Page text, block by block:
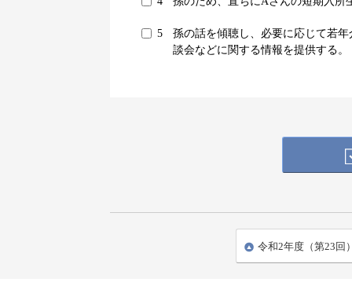
5
孫の話を傾聴し、必要に応じて若
談会などに関する情報を提供する。
令和2年度（第23回